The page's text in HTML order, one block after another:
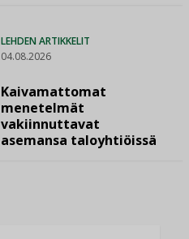
LEHDEN ARTIKKELIT
04.08.2026
Kaivamattomat
menetelmät
vakiinnuttavat
asemansa taloyhtiöissä